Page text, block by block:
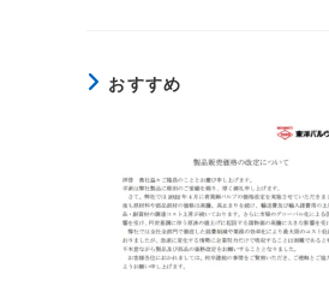
おすすめ